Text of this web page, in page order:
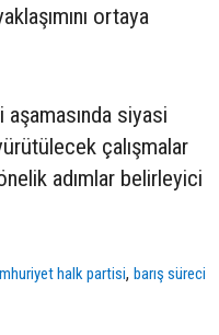
ortaya
siyasi
çalışmalar
adımlar belirleyici
halk partisi,barış süreci